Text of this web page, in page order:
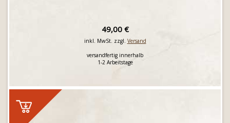
49,00 €
inkl. MwSt. zzgl. Versand
versandfertig innerhalb
1-2 Arbeitstage